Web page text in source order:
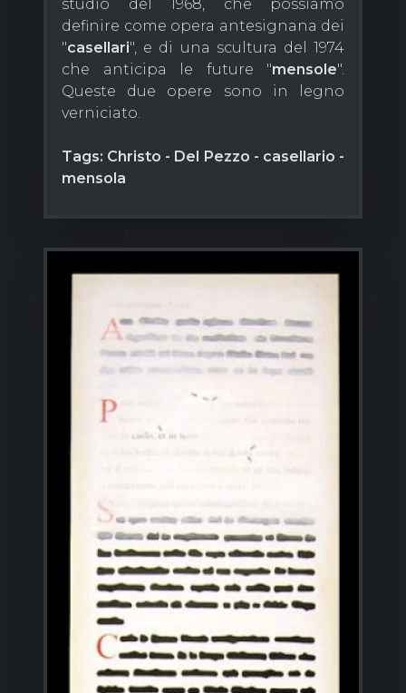
studio del 1968, che possiamo
definire come opera antesignana dei
"casellari", e di una scultura del 1974
che anticipa le future "mensole".
Queste due opere sono in legno
verniciato.
Tags: Christo - Del Pezzo - casellario -
mensola